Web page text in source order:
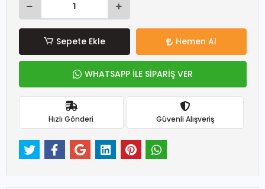
Sepete Ekle Hemen Al
WHATSAPP İLE SİPARİŞ VER
Hızlı Gönderi Güvenli Alışveriş